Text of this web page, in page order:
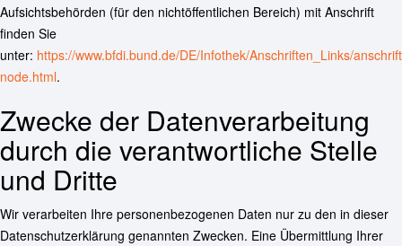
Aufsichtsbehörden (für den nichtöffentlichen Bereich) mit Anschrift
finden Sie
unter: https://www.bfdi.bund.de/DE/Infothek/Anschriften_Links/
node.html.
Zwecke der Datenverarbeitung
durch die verantwortliche Stelle
und Dritte
Wir verarbeiten Ihre personenbezogenen Daten nur zu den in dieser
Datenschutzerklärung genannten Zwecken. Eine Übermittlung Ihrer